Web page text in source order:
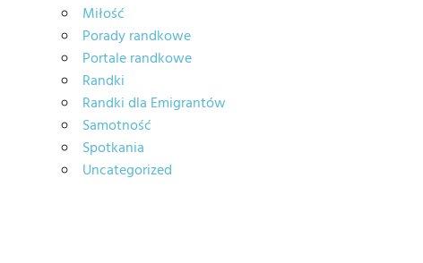
Miłość
Porady randkowe
Portale randkowe
Randki
Randki dla Emigrantów
Samotność
Spotkania
Uncategorized